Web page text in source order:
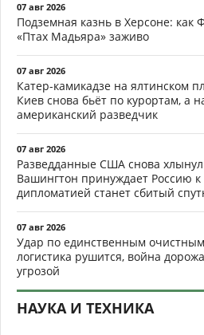
07 авг 2026
Подземная казнь в Херсоне: как
«Птах Мадьяра» заживо
07 авг 2026
Катер-камикадзе на ялтинском
Киев снова бьёт по курортам, а
американский разведчик
07 авг 2026
Разведданные США снова
Вашингтон принуждает Россию
дипломатией станет сбитый
07 авг 2026
Удар по единственным
логистика рушится, война
угрозой
НАУКА И ТЕХНИКА